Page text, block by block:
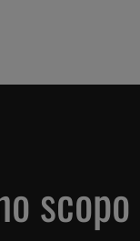
scopo